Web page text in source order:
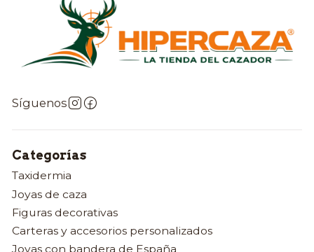
Síguenos
Categorías
Taxidermia
Joyas de caza
Figuras decorativas
Carteras y accesorios personalizados
Joyas con bandera de España